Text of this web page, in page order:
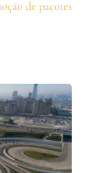
de pacotes